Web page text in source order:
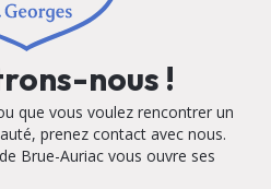
nous !
que vous voulez rencontrer un
prenez contact avec nous.
Brue-Auriac vous ouvre ses